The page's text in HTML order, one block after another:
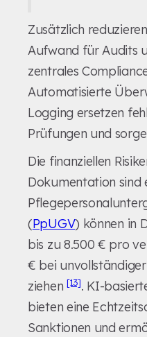
Zusätzlich
Aufwand für Audits
zentrales
Automatisierte
Logging ersetzen
Prüfungen und
Die finanziellen
Dokumentation sind
(PpUGV) können in
bis zu 8.500 € pro
€ bei
ziehen [13]. KI-
bieten eine
Sanktionen und